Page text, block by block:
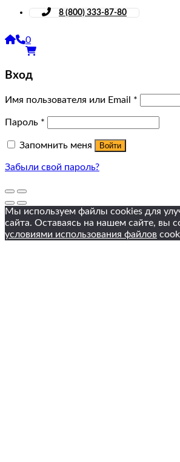
8 (800) 333-87-80
0
Вход
Имя пользователя или Email *
Пароль *
Запомнить меня Войти
Забыли свой пароль?
Мы используем файлы cookies для
сайта. Оставаясь на нашем сайте, вы
условиями использования файлов